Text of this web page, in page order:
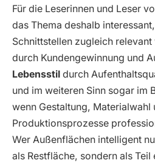
Für die Leserinnen und Leser
das Thema deshalb
Schnittstellen zugleich
durch Kundengewinnung und
Lebensstil durch
und im weiteren Sinn sogar im
wenn Gestaltung, Materialwahl
Produktionsprozesse
Wer Außenflächen intelligent
als Restfläche, sondern als